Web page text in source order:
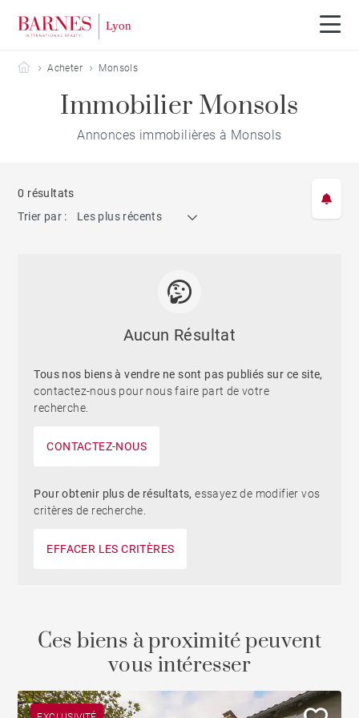
Barnes Lyon
Acheter Monsols
Immobilier Monsols
Annonces immobilières à Monsols
0 résultats
Trier par :
Les plus récents
Aucun Résultat
Tous nos biens à vendre ne sont pas publiés sur ce site,
contactez-nous pour nous faire part de votre
recherche.
CONTACTEZ-NOUS
Pour obtenir plus de résultats,essayez de modifier vos
critères de recherche.
EFFACER LES CRITÈRES
Ces biens à proximité peuvent
vous intéresser